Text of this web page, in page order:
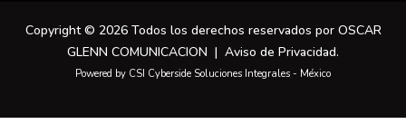
Copyright © 2026 Todos los derechos reservados por OSCAR
GLENN COMUNICACION | Aviso de Privacidad.
Powered by CSI Cyberside Soluciones Integrales - México